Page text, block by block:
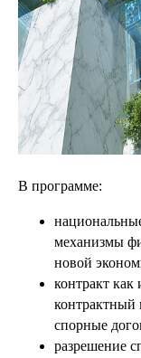
В программе:
механизмы
новой
контракт как
контрактный
спорные
разрешение